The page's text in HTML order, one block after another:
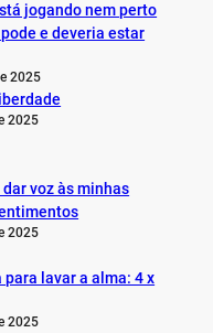
jogando nem perto
e deveria estar
2025
2025
dar voz às minhas
2025
para lavar a alma: 4 x
2025